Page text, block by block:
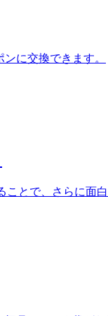
に交換できます。
とで、さらに面白